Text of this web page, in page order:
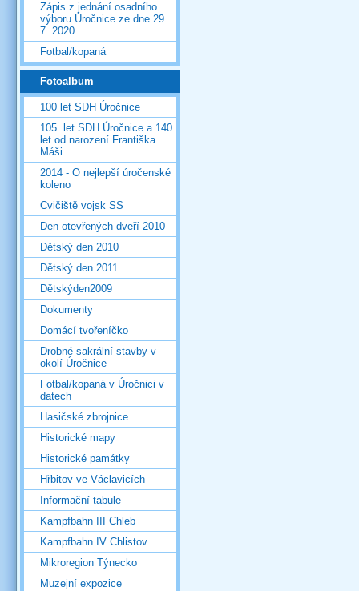
Zápis z jednání osadního
výboru Úročnice ze dne 29.
7. 2020
Fotbal/kopaná
Fotoalbum
100 let SDH Úročnice
105. let SDH Úročnice a 140.
let od narození Františka
Máši
2014 - O nejlepší úročenské
koleno
Cvičiště vojsk SS
Den otevřených dveří 2010
Dětský den 2010
Dětský den 2011
Dětskýden2009
Dokumenty
Domácí tvořeníčko
Drobné sakrální stavby v
okolí Úročnice
Fotbal/kopaná v Úročnici v
datech
Hasičské zbrojnice
Historické mapy
Historické památky
Hřbitov ve Václavicích
Informační tabule
Kampfbahn III Chleb
Kampfbahn IV Chlistov
Mikroregion Týnecko
Muzejní expozice